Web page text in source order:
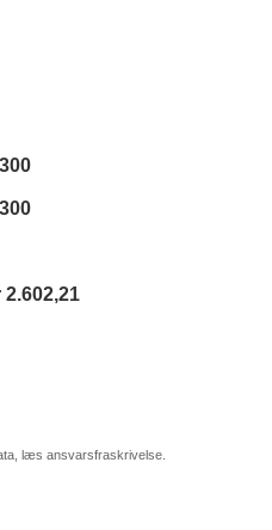
2.602,21
læs ansvarsfraskrivelse.